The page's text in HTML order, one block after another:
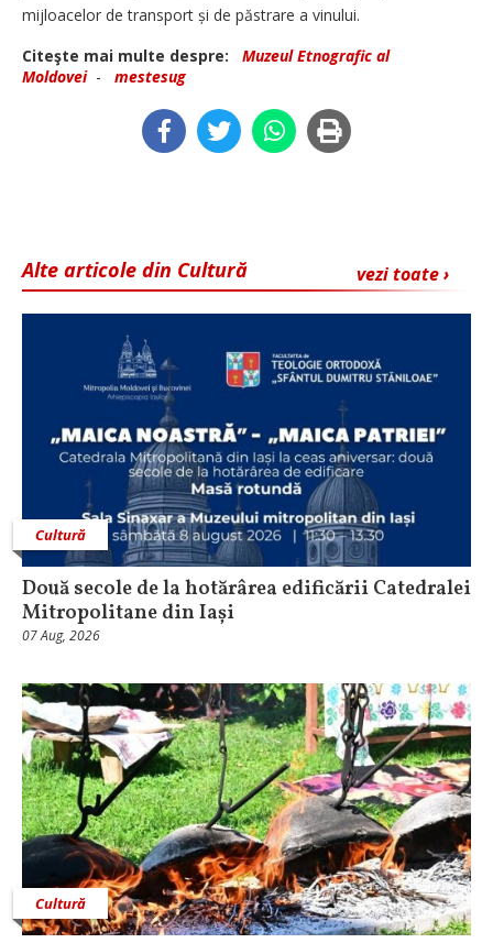
mijloacelor de transport și de păstrare a vinului.
Citeşte mai multe despre:
Muzeul Etnografic al
Moldovei- mestesug
vezi toate ›
Alte articole din Cultură
Cultură
Două secole de la hotărârea edificării Catedralei
Mitropolitane din Iași
07 Aug, 2026
Cultură